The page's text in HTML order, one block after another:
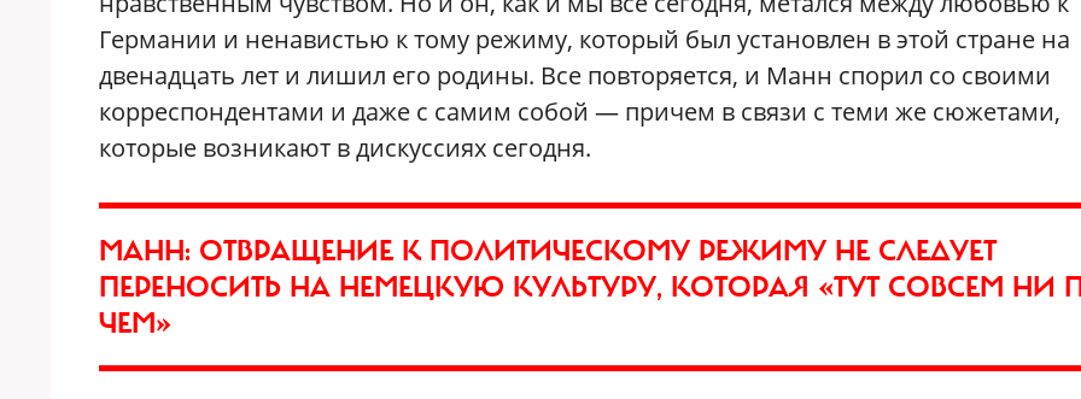
Германии и ненавистью к тому режиму, который был установлен в этой стране на
двенадцать лет и лишил его родины. Все повторяется, и Манн спорил со своими
корреспондентами и даже с самим собой — причем в связи с теми же сюжетами,
которые возникают в дискуссиях сегодня.
МАНН: ОТВРАЩЕНИЕ К ПОЛИТИЧЕСКОМУ РЕЖИМУ НЕ СЛЕДУЕТ
ПЕРЕНОСИТЬ НА НЕМЕЦКУЮ КУЛЬТУРУ, КОТОРАЯ «ТУТ СОВСЕМ НИ
ЧЕМ»